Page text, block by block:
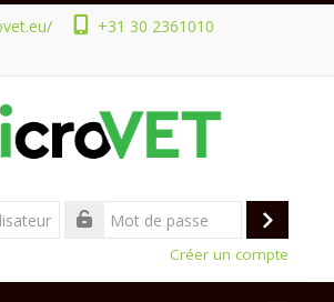
+31 30 2361010
Créer un compte